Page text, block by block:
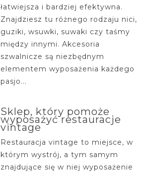
łatwiejsza i bardziej efektywna.
Znajdziesz tu różnego rodzaju nici,
guziki, wsuwki, suwaki czy taśmy
między innymi. Akcesoria
szwalnicze są niezbędnym
elementem wyposażenia każdego
pasjo...
Sklep, który pomoże
wyposażyć restauracje
vintage
Restauracja vintage to miejsce, w
którym wystrój, a tym samym
znajdujące się w niej wyposażenie